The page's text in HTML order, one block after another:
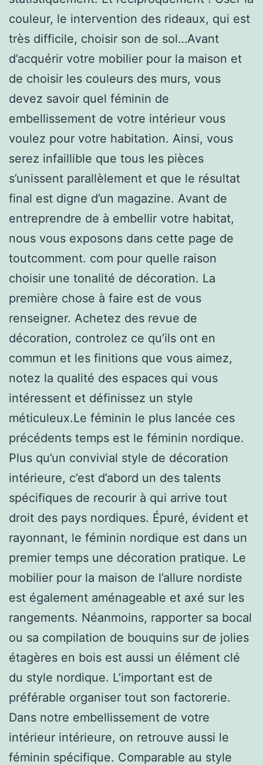
couleur, le intervention des rideaux, qui est
très difficile, choisir son de sol…Avant
d’acquérir votre mobilier pour la maison et
de choisir les couleurs des murs, vous
devez savoir quel féminin de
embellissement de votre intérieur vous
voulez pour votre habitation. Ainsi, vous
serez infaillible que tous les pièces
s’unissent parallèlement et que le résultat
final est digne d’un magazine. Avant de
entreprendre de à embellir votre habitat,
nous vous exposons dans cette page de
toutcomment. com pour quelle raison
choisir une tonalité de décoration. La
première chose à faire est de vous
renseigner. Achetez des revue de
décoration, controlez ce qu’ils ont en
commun et les finitions que vous aimez,
notez la qualité des espaces qui vous
intéressent et définissez un style
méticuleux.Le féminin le plus lancée ces
précédents temps est le féminin nordique.
Plus qu’un convivial style de décoration
intérieure, c’est d’abord un des talents
spécifiques de recourir à qui arrive tout
droit des pays nordiques. Épuré, évident et
rayonnant, le féminin nordique est dans un
premier temps une décoration pratique. Le
mobilier pour la maison de l’allure nordiste
est également aménageable et axé sur les
rangements. Néanmoins, rapporter sa bocal
ou sa compilation de bouquins sur de jolies
étagères en bois est aussi un élément clé
du style nordique. L’important est de
préférable organiser tout son factorerie.
Dans notre embellissement de votre
intérieur intérieure, on retrouve aussi le
féminin spécifique. Comparable au style